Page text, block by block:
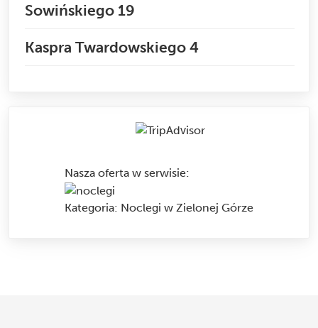
Sowińskiego 19
Kaspra Twardowskiego 4
Nasza oferta w serwisie:
Kategoria: Noclegi w Zielonej Górze